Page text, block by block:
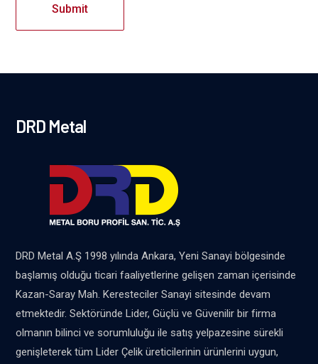
DRD Metal
DRD Metal A.Ş 1998 yılında Ankara, Yeni Sanayi bölgesinde
başlamış olduğu ticari faaliyetlerine gelişen zaman içerisinde
Kazan-Saray Mah. Keresteciler Sanayi sitesinde devam
etmektedir. Sektöründe Lider, Güçlü ve Güvenilir bir firma
olmanın bilinci ve sorumluluğu ile satış yelpazesine sürekli
genişleterek tüm Lider Çelik üreticilerinin ürünlerini uygun,